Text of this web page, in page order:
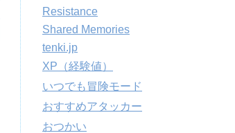
Resistance
Shared Memories
tenki.jp
XP（経験値）
いつでも冒険モード
おすすめアタッカー
おつかい